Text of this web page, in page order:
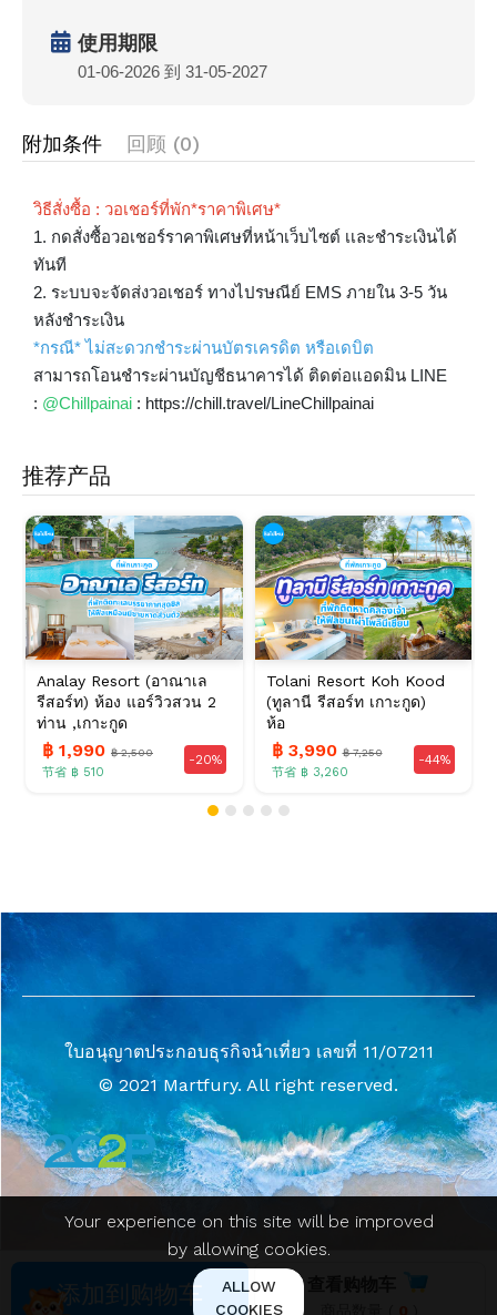
使用期限
01-06-2026 到 31-05-2027
附加条件 回顾 (0)
วิธีสั่งซื้อ : วอเชอร์ที่พัก*ราคาพิเศษ*
1. กดสั่งซื้อวอเชอร์ราคาพิเศษที่หน้าเว็บไซต์ เเละชำระเงินได้
ทันที
2. ระบบจะจัดส่งวอเชอร์ ทางไปรษณีย์ EMS ภายใน 3-5 วัน
หลังชำระเงิน
*กรณี* ไม่สะดวกชำระผ่านบัตรเครดิต หรือเดบิต
สามารถโอนชำระผ่านบัญชีธนาคารได้ ติดต่อแอดมิน LINE
: @Chillpainai : https://chill.travel/LineChillpainai
推荐产品
Analay Resort (อาณาเล
รีสอร์ท) ห้อง แอร์วิวสวน 2
ท่าน ,เกาะกูด
฿ 1,990 ฿ 2,500
节省 ฿ 510
-20%
Tolani Resort Koh Kood
(ทูลานี รีสอร์ท เกาะกูด)
ห้อ
฿ 3,990฿ 7,250
节省 ฿ 3,260
-44%
ใบอนุญาตประกอบธุรกิจนำเที่ยว เลขที่ 11/07211
© 2021 Martfury. All right reserved.
添加到购物车
Your experience on this site will be improved
by allowing cookies.
ALLOW
COOKIES